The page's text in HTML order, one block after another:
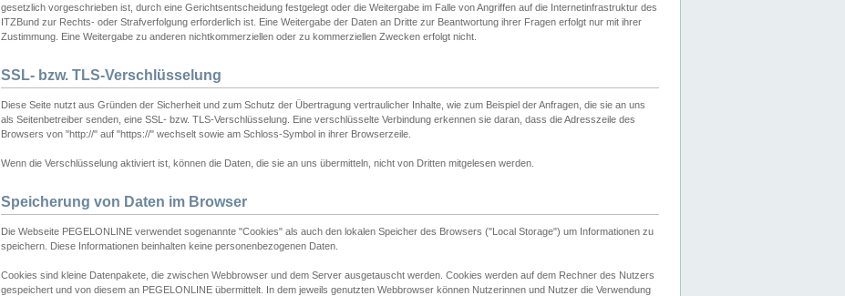
gesetzlich vorgeschrieben ist, durch eine Gerichtsentscheidung festgelegt oder die Weitergabe im Falle von Angriffen auf die Internetinfrastruktur des
ITZBund zur Rechts- oder Strafverfolgung erforderlich ist. Eine Weitergabe der Daten an Dritte zur Beantwortung ihrer Fragen erfolgt nur mit ihrer
Zustimmung. Eine Weitergabe zu anderen nichtkommerziellen oder zu kommerziellen Zwecken erfolgt nicht.
SSL- bzw. TLS-Verschlüsselung
Diese Seite nutzt aus Gründen der Sicherheit und zum Schutz der Übertragung vertraulicher Inhalte, wie zum Beispiel der Anfragen, die sie an uns
als Seitenbetreiber senden, eine SSL- bzw. TLS-Verschlüsselung. Eine verschlüsselte Verbindung erkennen sie daran, dass die Adresszeile des
Browsers von "http://" auf "https://" wechselt sowie am Schloss-Symbol in ihrer Browserzeile.
Wenn die Verschlüsselung aktiviert ist, können die Daten, die sie an uns übermitteln, nicht von Dritten mitgelesen werden.
Speicherung von Daten im Browser
Die Webseite PEGELONLINE verwendet sogenannte "Cookies" als auch den lokalen Speicher des Browsers ("Local Storage") um Informationen zu
speichern. Diese Informationen beinhalten keine personenbezogenen Daten.
Cookies sind kleine Datenpakete, die zwischen Webbrowser und dem Server ausgetauscht werden. Cookies werden auf dem Rechner des Nutzers
gespeichert und von diesem an PEGELONLINE übermittelt. In dem jeweils genutzten Webbrowser können Nutzerinnen und Nutzer die Verwendung